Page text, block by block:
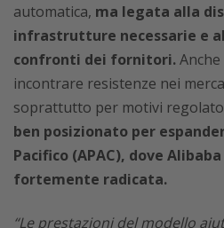
automatica, ma legata alla
infrastrutture necessarie e
confronti dei fornitori.
incontrare resistenze nei
soprattutto per motivi
ben posizionato per
Pacifico (APAC), dove
fortemente radicata.
“Le prestazioni del modello